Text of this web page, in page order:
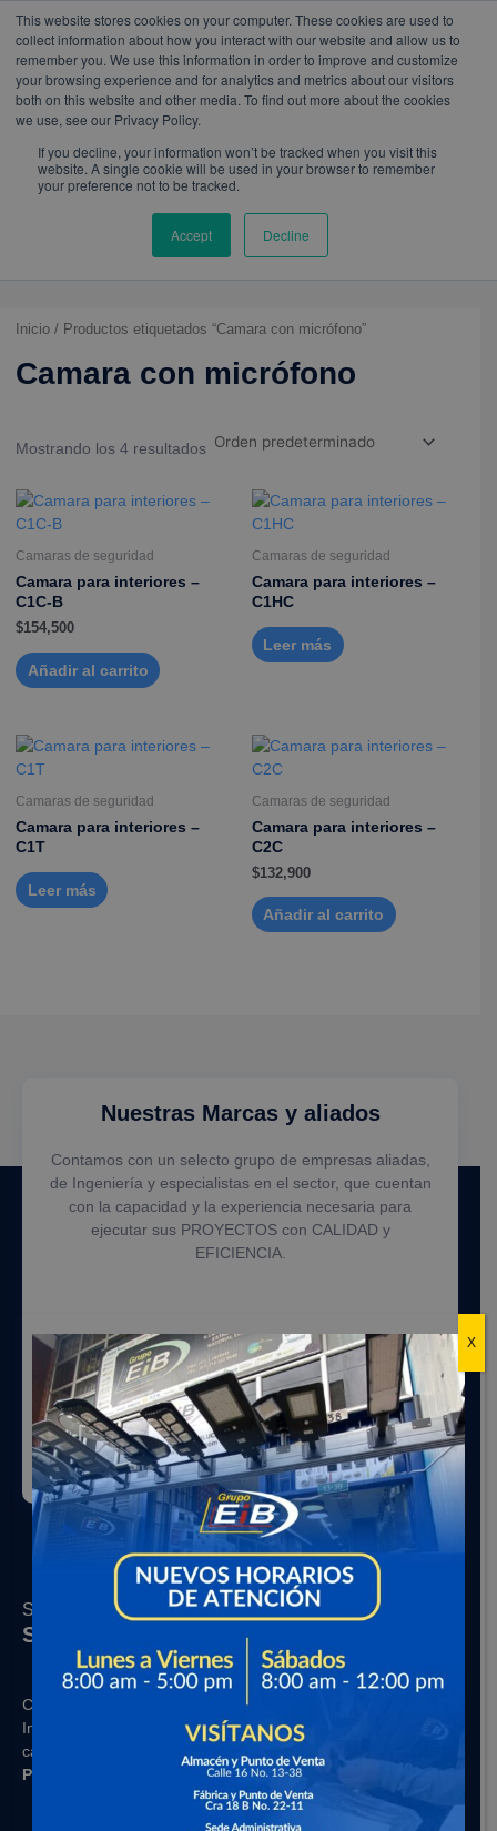
This website stores cookies on your computer. These cookies are used to
collect information about how you interact with our website and allow us to
remember you. We use this information in order to improve and customize
your browsing experience and for analytics and metrics about our visitors
both on this website and other media. To find out more about the cookies
we use, see our Privacy Policy.
If you decline, your information won’t be tracked when you visit this
website. A single cookie will be used in your browser to remember
your preference not to be tracked.
Accept Decline
h
a
t
s
a
p
a
c
e
b
o
o
k
o
u
t
u
b
e
n
s
t
a
g
r
a
m
i
n
k
e
d
i
n
mercadeo@eib.esinventor.comWhatsApp:+57
3103229640PBX: + 601 342 80 45
Inicio / Productos etiquetados “Camara con micrófono”
Camara con micrófono
Mostrando los 4 resultados
Camaras de seguridad
Camara para interiores –
C1C-B
$154,500
Añadir al carrito
Camaras de seguridad
Camara para interiores –
C1HC
Leer más
Camaras de seguridad
Camara para interiores –
C1T
Leer más
Camaras de seguridad
Camara para interiores –
C2C
$132,900
Añadir al carrito
Nuestras Marcas y aliados
Contamos con un selecto grupo de empresas aliadas,
de Ingeniería y especialistas en el sector, que cuentan
con la capacidad y la experiencia necesaria para
ejecutar sus PROYECTOS con CALIDAD y
EFICIENCIA.
Somos más que experiencia
Somos Grupo EIB
Contamos con un selecto grupo de empresas aliadas, de
Ingeniería y
especialistas en el sector, que cuentan con la
capacidad y la experiencia necesaria para ejecutar sus
PROYECTOS con CALIDAD y EFICIENCIA.
X